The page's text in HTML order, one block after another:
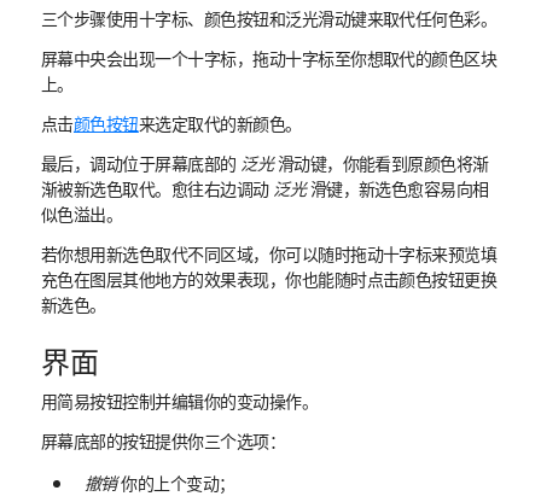
三个步骤使用十字标、颜色按钮和泛光滑动键来取代任何色彩。
屏幕中央会出现一个十字标，拖动十字标至你想取代的颜色区块
上。
点击颜色按钮来选定取代的新颜色。
最后，调动位于屏幕底部的 泛光滑动键，你能看到原颜色将渐
渐被新选色取代。愈往右边调动 泛光滑键，新选色愈容易向相
似色溢出。
若你想用新选色取代不同区域，你可以随时拖动十字标来预览填
充色在图层其他地方的效果表现，你也能随时点击颜色按钮更换
新选色。
界面
用简易按钮控制并编辑你的变动操作。
屏幕底部的按钮提供你三个选项：
撤销你的上个变动；